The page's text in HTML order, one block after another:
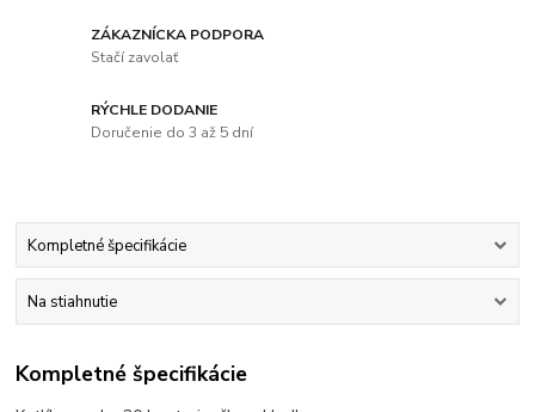
ZÁKAZNÍCKA PODPORA
Stačí zavolať
RÝCHLE DODANIE
Doručenie do 3 až 5 dní
Kompletné špecifikácie
Na stiahnutie
Kompletné špecifikácie